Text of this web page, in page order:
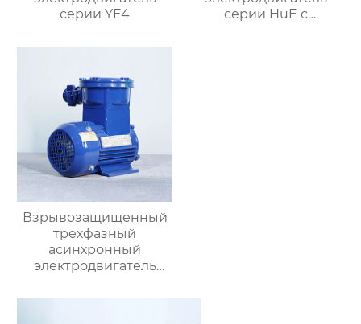
серии YE4
серии HuE с
Взрывозащищенный
трехфазный
асинхронный
электродвигатель